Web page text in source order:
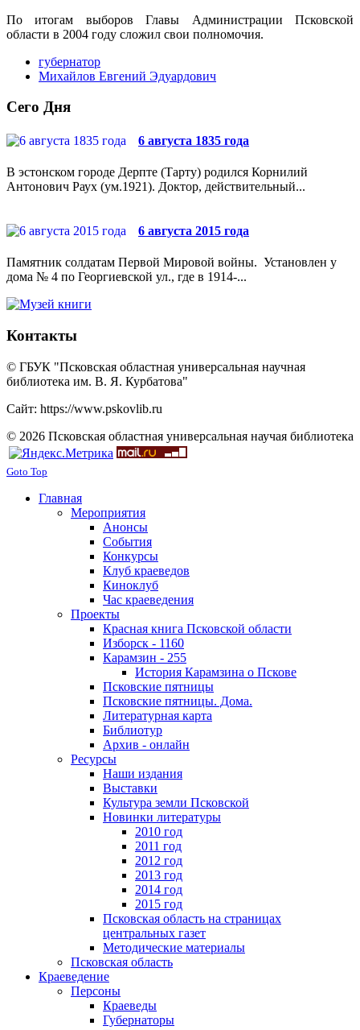
По итогам выборов Главы Администрации Псковской
области в 2004 году сложил свои полномочия.
губернатор
Михайлов Евгений Эдуардович
Сего Дня
6 августа 1835 года
В эстонском городе Дерпте (Тарту) родился Корнилий
Антонович Раух (ум.1921). Доктор, действительный...
6 августа 2015 года
Памятник солдатам Первой Мировой войны. Установлен у
дома № 4 по Георгиевской ул., где в 1914-...
Контакты
© ГБУК "Псковская областная универсальная научная
библиотека им. В. Я. Курбатова"
Сайт: https://www.pskovlib.ru
© 2026 Псковская областная универсальная научая библиотека
Goto Top
Главная
Мероприятия
Анонсы
События
Конкурсы
Клуб краеведов
Киноклуб
Час краеведения
Проекты
Красная книга Псковской области
Изборск - 1160
Карамзин - 255
История Карамзина о Пскове
Псковские пятницы
Псковские пятницы. Дома.
Литературная карта
Библиотур
Архив - онлайн
Ресурсы
Наши издания
Выставки
Культура земли Псковской
Новинки литературы
2010 год
2011 год
2012 год
2013 год
2014 год
2015 год
Псковская область на страницах
центральных газет
Методические материалы
Псковская область
Краеведение
Персоны
Краеведы
Губернаторы